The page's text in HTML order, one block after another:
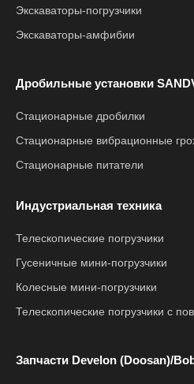
Экскаваторы-погрузчики
Экскаваторы-амфибии
Дробильные установки
Стационарные дробилки
Стационарные вибрационные
Стационарные питатели
Индустриальная техника
Телескопические погрузчики
Гусеничные мини-погрузчики
Колесные мини-погрузчики
Телескопические погрузчики с
Запчасти Develon (Doosan)/